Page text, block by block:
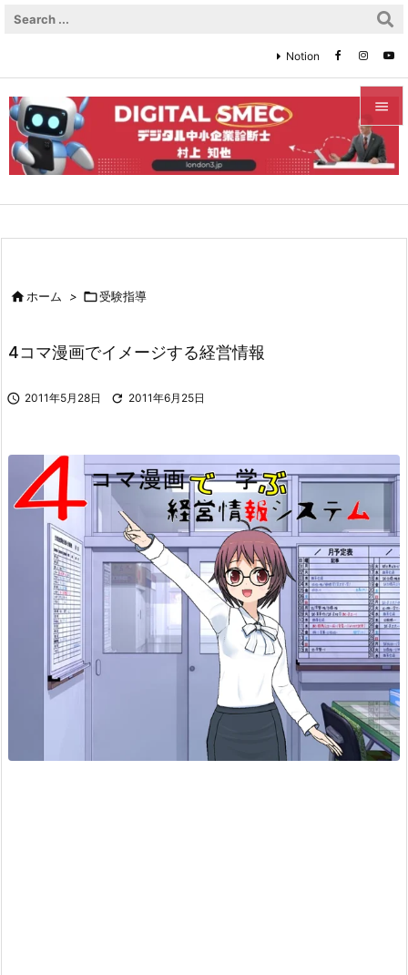


メニュ

Notion
ホーム > 受験指導
4コマ漫画でイメージする経営情報
 2011年5月28日  2011年6月25日